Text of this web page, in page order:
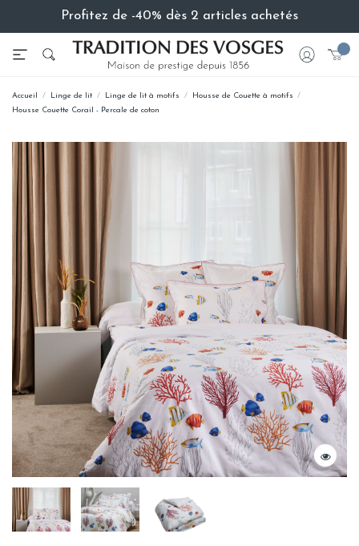
Profitez de -40% dès 2 articles achetés
Accueil Linge de lit Linge de lit à motifs
Housse de Couette à motifs
Housse Couette Corail - Percale de coton